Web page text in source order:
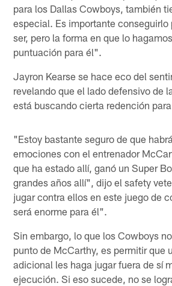
para los Dallas Cowboys, también
especial. Es importante conseguirlo
ser, pero la forma en que lo
puntuación para él".
Jayron Kearse se hace eco del
revelando que el lado defensivo de
está buscando cierta redención
"Estoy bastante seguro de que
emociones con el entrenador
que ha estado allí, ganó un Super
grandes años allí", dijo el safety
jugar contra ellos en este juego de
será enorme para él".
Sin embargo, lo que los Cowboys
punto de McCarthy, es permitir que
adicional les haga jugar fuera de sí
ejecución. Si eso sucede, no se